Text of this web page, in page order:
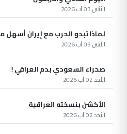
الأثنين 03 آب 2026
لماذا تبدو الحرب مع إيران
الأثنين 03 آب 2026
صحراء السعودي بدم العراقي !
الأحد 02 آب 2026
الأكشن بنسخته العراقية
الأحد 02 آب 2026